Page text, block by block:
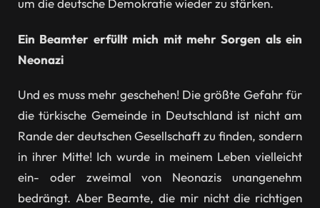
um die deutsche Demokratie wieder zu stärken.
Ein Beamter erfüllt mich mit mehr Sorgen als ein
Neonazi
Und es muss mehr geschehen! Die größte Gefahr für
die türkische Gemeinde in Deutschland ist nicht am
Rande der deutschen Gesellschaft zu finden, sondern
in ihrer Mitte! Ich wurde in meinem Leben vielleicht
ein- oder zweimal von Neonazis unangenehm
bedrängt. Aber Beamte, die mir nicht die richtigen